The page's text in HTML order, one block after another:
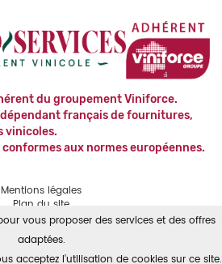
vous proposer des services et des offres
adaptées.
acceptez l'utilisation de cookies sur ce site.
du groupement Viniforce.
français de fournitures,
vinicoles.
aux normes européennes.
Mentions légales
Plan du site
Contact
RGPD